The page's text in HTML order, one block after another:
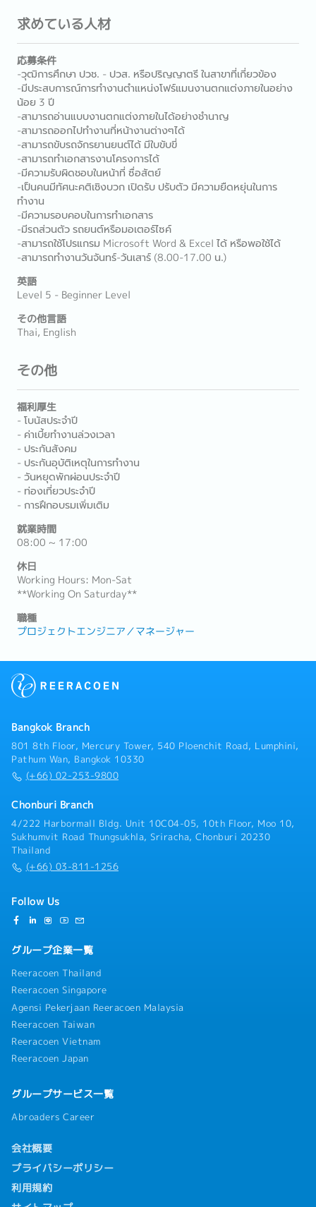
求めている人材
応募条件
-วุฒิการศึกษา ปวช. - ปวส. หรือปริญญาตรี ในสาขาที่เกี่ยวข้อง
-มีประสบการณ์การทำงานตำแหน่งโฟร์แมนงานตกแต่งภายในอย่าง
น้อย 3 ปี
-สามารถอ่านแบบงานตกแต่งภายในได้อย่างชำนาญ
-สามารถออกไปทำงานที่หน้างานต่างๆได้
-สามารถขับรถจักรยานยนต์ได้ มีใบขับขี่
-สามารถทำเอกสารงานโครงการได้
-มีความรับผิดชอบในหน้าที่ ซื่อสัตย์
-เป็นคนมีทัศนะคติเชิงบวก เปิดรับ ปรับตัว มีความยืดหยุ่นในการ
ทำงาน
-มีความรอบคอบในการทำเอกสาร
-มีรถส่วนตัว รถยนต์หรือมอเตอร์ไซค์
-สามารถใช้โปรแกรม Microsoft Word & Excel ได้ หรือพอใช้ได้
-สามารถทำงานวันจันทร์-วันเสาร์ (8.00-17.00 น.)
英語
Level 5 - Beginner Level
その他言語
Thai, English
その他
福利厚生
- โบนัสประจำปี
- ค่าเบี้ยทำงานล่วงเวลา
- ประกันสังคม
- ประกันอุบัติเหตุในการทำงาน
- วันหยุดพักผ่อนประจำปี
- ท่องเที่ยวประจำปี
- การฝึกอบรมเพิ่มเติม
就業時間
08:00 ~ 17:00
休日
Working Hours: Mon-Sat
**Working On Saturday**
職種
プロジェクトエンジニア／マネージャー
Bangkok Branch
801 8th Floor, Mercury Tower, 540 Ploenchit Road, Lumphini,
Pathum Wan, Bangkok 10330
(+66) 02-253-9800
Chonburi Branch
4/222 Harbormall Bldg. Unit 10C04-05, 10th Floor, Moo 10,
Sukhumvit Road Thungsukhla, Sriracha, Chonburi 20230
Thailand
(+66) 03-811-1256
Follow Us
グループ企業一覧
Reeracoen Thailand
Reeracoen Singapore
Agensi Pekerjaan Reeracoen Malaysia
Reeracoen Taiwan
Reeracoen Vietnam
Reeracoen Japan
グループサービス一覧
Abroaders Career
会社概要
プライバシーポリシー
利用規約